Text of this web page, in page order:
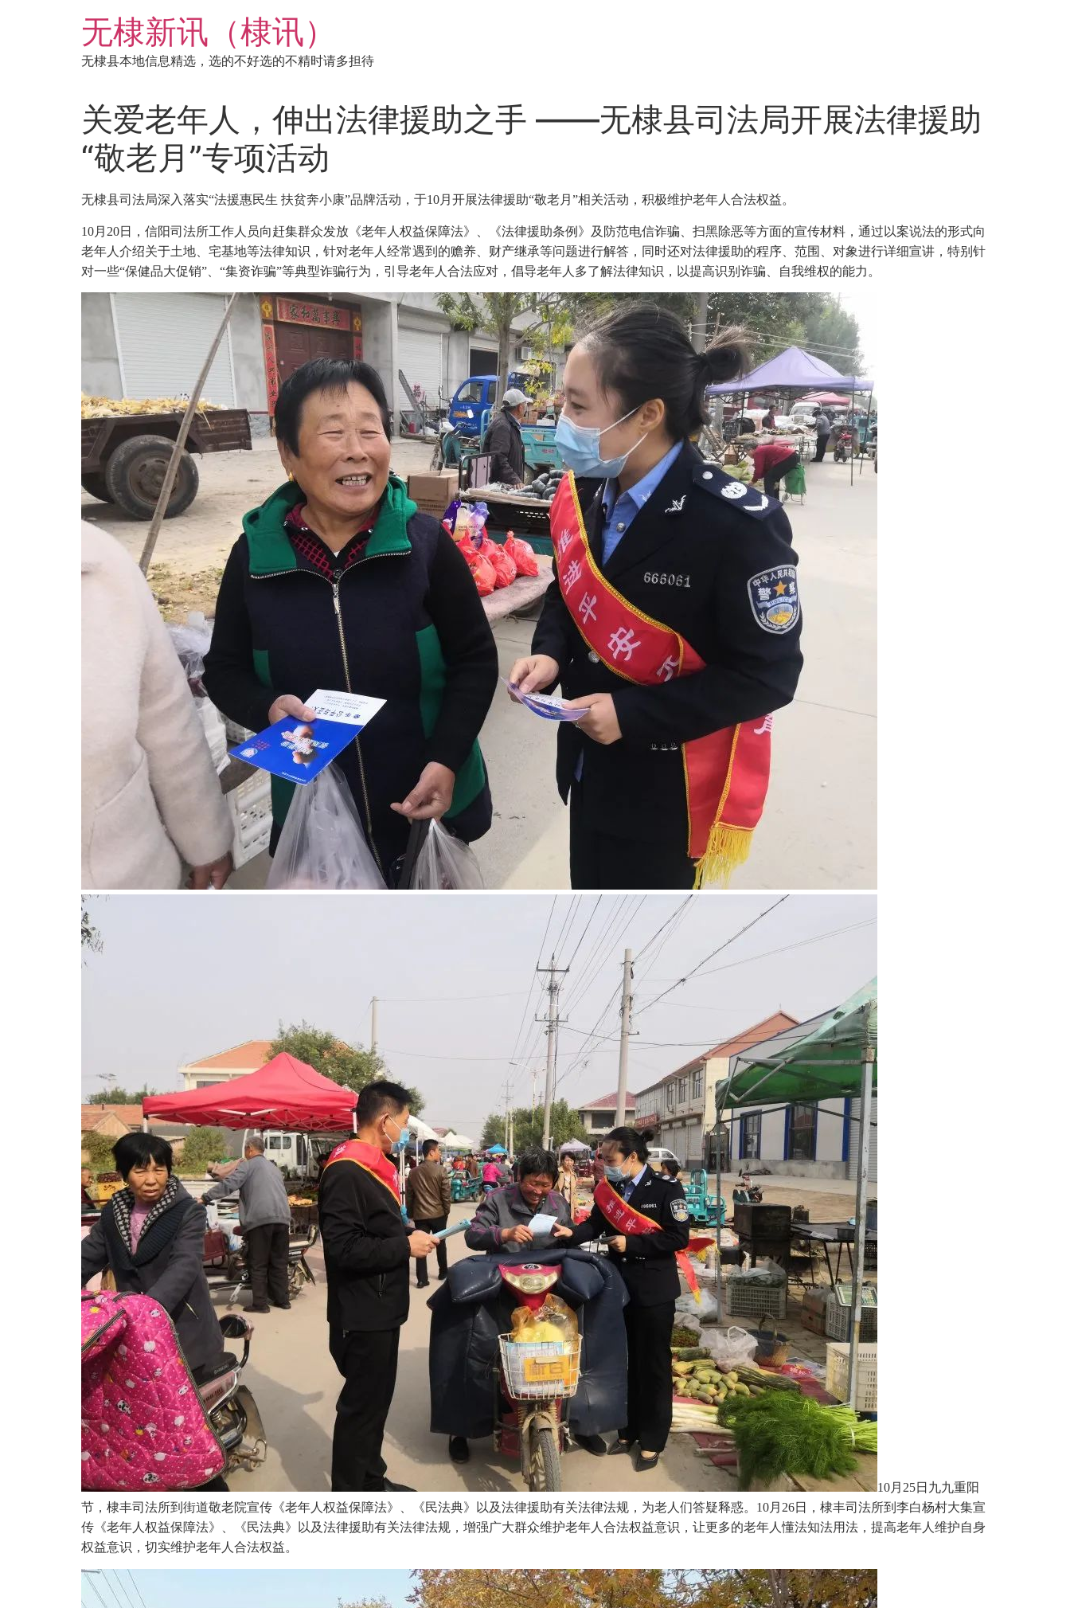
无棣新讯（棣讯）
无棣县本地信息精选，选的不好选的不精时请多担待
关爱老年人，伸出法律援助之手 ——无棣县司法局开展法律援助
“敬老月”专项活动
无棣县司法局深入落实“法援惠民生 扶贫奔小康”品牌活动，于10月开展法律援助“敬老月”相关活动，积极维护老年人合法权益。
10月20日，信阳司法所工作人员向赶集群众发放《老年人权益保障法》、《法律援助条例》及防范电信诈骗、扫黑除恶等方面的宣传材料，通过以案说法的形式向
老年人介绍关于土地、宅基地等法律知识，针对老年人经常遇到的赡养、财产继承等问题进行解答，同时还对法律援助的程序、范围、对象进行详细宣讲，特别针
对一些“保健品大促销”、“集资诈骗”等典型诈骗行为，引导老年人合法应对，倡导老年人多了解法律知识，以提高识别诈骗、自我维权的能力。
10月25日九九重阳
节，棣丰司法所到街道敬老院宣传《老年人权益保障法》、《民法典》以及法律援助有关法律法规，为老人们答疑释惑。10月26日，棣丰司法所到李白杨村大集宣
传《老年人权益保障法》、《民法典》以及法律援助有关法律法规，增强广大群众维护老年人合法权益意识，让更多的老年人懂法知法用法，提高老年人维护自身
权益意识，切实维护老年人合法权益。